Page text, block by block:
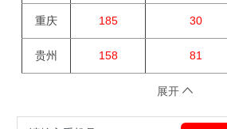
重庆 185 30
贵州 158 81
展开